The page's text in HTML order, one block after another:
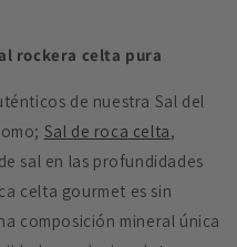
rockera celta pura
de nuestra Sal del
Sal de roca celta,
sal en las profundidades
celta gourmet es sin
composición mineral única